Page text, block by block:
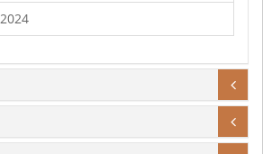
2024